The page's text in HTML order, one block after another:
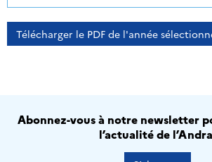
Télécharger le PDF de l'année
Abonnez-vous à notre newsletter
l’actualité de